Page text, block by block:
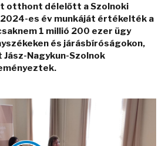
otthont délelőtt a Szolnoki
2024-es év munkáját értékelték a
1 millió 200 ezer ügy
és járásbíróságokon,
Nagykun-Szolnok